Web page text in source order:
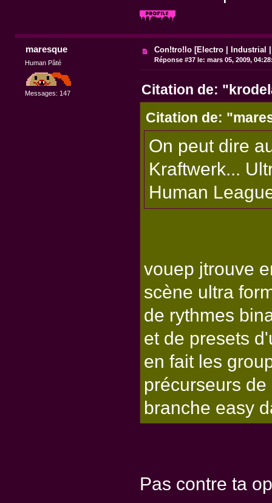
maresque
Human Pâté
Messages: 147
Con!tro!lo [Electro | Industrial
Réponse #37 le: mars 05, 2009,
Citation de:
Citation de:
On peut dire
Kraftwerk...
Human
vouep jtrouve
scène ultra
de rythmes
et de presets
en fait les
précurseurs
branche easy
Pas contre ta